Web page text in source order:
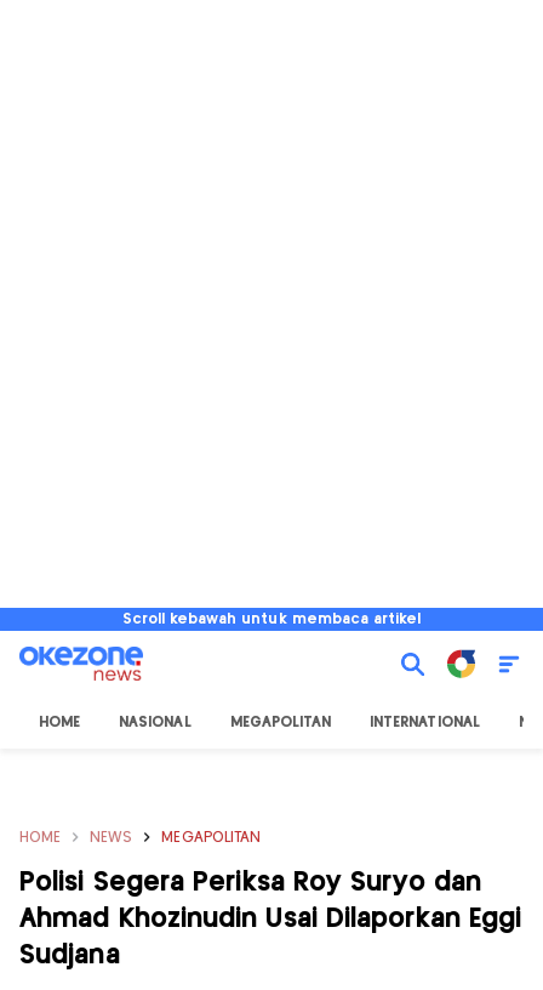
Scroll kebawah untuk membaca artikel
HOME NASIONAL MEGAPOLITAN INTERNATIONAL
HOME NEWS MEGAPOLITAN
Polisi Segera Periksa Roy Suryo dan
Ahmad Khozinudin Usai Dilaporkan Eggi
Sudjana